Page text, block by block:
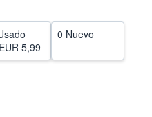
EUR 5,99
0 Nuevo